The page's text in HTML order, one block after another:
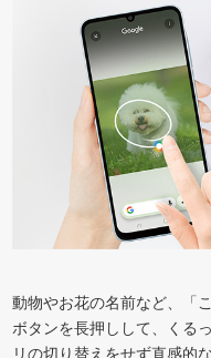
動物やお花の名前など、「
ボタンを長押しして、くる
リの切り替えをせず直感的